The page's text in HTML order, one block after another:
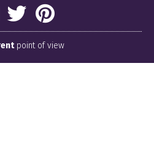
point of view